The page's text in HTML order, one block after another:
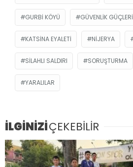
GURBI KÖYÜ GÜVENLIK GÜÇLERI
KATSINA EYALETI NIJERYA
SILAHLI SALDIRI SORUŞTURMA
YARALILAR
İLGİNİZİÇEKEBİLİR